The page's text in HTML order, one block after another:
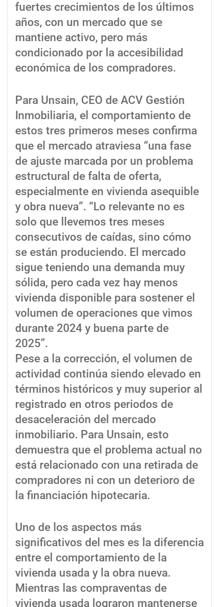
fuertes crecimientos de los últimos
años, con un mercado que se
mantiene activo, pero más
condicionado por la accesibilidad
económica de los compradores.
Para Unsain, CEO de ACV Gestión
Inmobiliaria, el comportamiento de
estos tres primeros meses confirma
que el mercado atraviesa “una fase
de ajuste marcada por un problema
estructural de falta de oferta,
especialmente en vivienda asequible
y obra nueva”. “Lo relevante no es
solo que llevemos tres meses
consecutivos de caídas, sino cómo
se están produciendo. El mercado
sigue teniendo una demanda muy
sólida, pero cada vez hay menos
vivienda disponible para sostener el
volumen de operaciones que vimos
durante 2024 y buena parte de
2025”.
Pese a la corrección, el volumen de
actividad continúa siendo elevado en
términos históricos y muy superior al
registrado en otros periodos de
desaceleración del mercado
inmobiliario. Para Unsain, esto
demuestra que el problema actual no
está relacionado con una retirada de
compradores ni con un deterioro de
la financiación hipotecaria.
Uno de los aspectos más
significativos del mes es la diferencia
entre el comportamiento de la
vivienda usada y la obra nueva.
Mientras las compraventas de
vivienda usada lograron mantenerse